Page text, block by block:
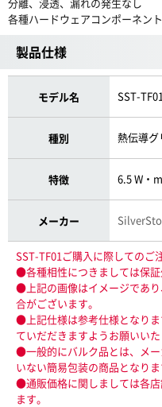
各種ハードウェアコンポーネン
製品仕様
モデル名 SST-TF01
種別 熱伝導グ
特徴 6.5 W・
メーカー
SST-TF01ご購入に際してのご
●各種相性につきましては保証
●上記の画像はイメージであ
合がございます。
●上記仕様は参考仕様となり
ていだだきますようお願いいた
●一般的にバルク品とは、メ
いない簡易包装の商品となりま
●通販価格に関しましては各
ます。